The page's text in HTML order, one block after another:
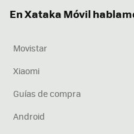
En Xataka Móvil
Movistar
Xiaomi
Guías de compra
Android